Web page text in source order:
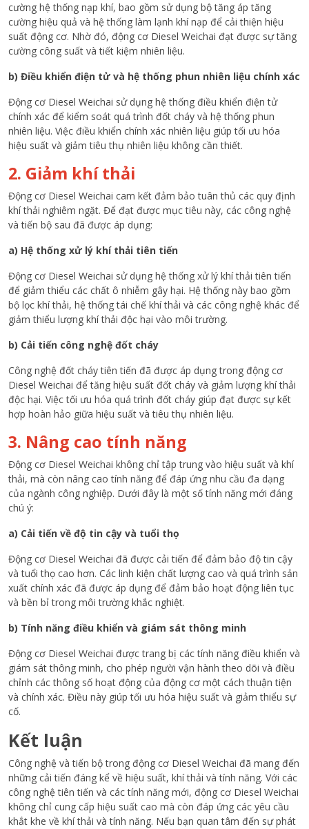
cường hệ thống nạp khí, bao gồm sử dụng bộ tăng áp tăng
cường hiệu quả và hệ thống làm lạnh khí nạp để cải thiện hiệu
suất động cơ. Nhờ đó, động cơ Diesel Weichai đạt được sự tăng
cường công suất và tiết kiệm nhiên liệu.
b) Điều khiển điện tử và hệ thống phun nhiên liệu chính xác
Động cơ Diesel Weichai sử dụng hệ thống điều khiển điện tử
chính xác để kiểm soát quá trình đốt cháy và hệ thống phun
nhiên liệu. Việc điều khiển chính xác nhiên liệu giúp tối ưu hóa
hiệu suất và giảm tiêu thụ nhiên liệu không cần thiết.
2. Giảm khí thải
Động cơ Diesel Weichai cam kết đảm bảo tuân thủ các quy định
khí thải nghiêm ngặt. Để đạt được mục tiêu này, các công nghệ
và tiến bộ sau đã được áp dụng:
a) Hệ thống xử lý khí thải tiên tiến
Động cơ Diesel Weichai sử dụng hệ thống xử lý khí thải tiên tiến
để giảm thiểu các chất ô nhiễm gây hại. Hệ thống này bao gồm
bộ lọc khí thải, hệ thống tái chế khí thải và các công nghệ khác để
giảm thiểu lượng khí thải độc hại vào môi trường.
b) Cải tiến công nghệ đốt cháy
Công nghệ đốt cháy tiên tiến đã được áp dụng trong động cơ
Diesel Weichai để tăng hiệu suất đốt cháy và giảm lượng khí thải
độc hại. Việc tối ưu hóa quá trình đốt cháy giúp đạt được sự kết
hợp hoàn hảo giữa hiệu suất và tiêu thụ nhiên liệu.
3. Nâng cao tính năng
Động cơ Diesel Weichai không chỉ tập trung vào hiệu suất và khí
thải, mà còn nâng cao tính năng để đáp ứng nhu cầu đa dạng
của ngành công nghiệp. Dưới đây là một số tính năng mới đáng
chú ý:
a) Cải tiến về độ tin cậy và tuổi thọ
Động cơ Diesel Weichai đã được cải tiến để đảm bảo độ tin cậy
và tuổi thọ cao hơn. Các linh kiện chất lượng cao và quá trình sản
xuất chính xác đã được áp dụng để đảm bảo hoạt động liên tục
và bền bỉ trong môi trường khắc nghiệt.
b) Tính năng điều khiển và giám sát thông minh
Động cơ Diesel Weichai được trang bị các tính năng điều khiển và
giám sát thông minh, cho phép người vận hành theo dõi và điều
chỉnh các thông số hoạt động của động cơ một cách thuận tiện
và chính xác. Điều này giúp tối ưu hóa hiệu suất và giảm thiểu sự
cố.
Kết luận
Công nghệ và tiến bộ trong động cơ Diesel Weichai đã mang đến
những cải tiến đáng kể về hiệu suất, khí thải và tính năng. Với các
công nghệ tiên tiến và các tính năng mới, động cơ Diesel Weichai
không chỉ cung cấp hiệu suất cao mà còn đáp ứng các yêu cầu
khắt khe về khí thải và tính năng. Nếu bạn quan tâm đến sự phát